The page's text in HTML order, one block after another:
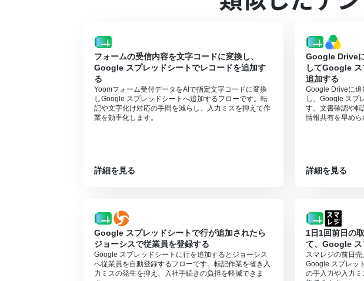
フォームの受信内容を文字コードに変換し、
Google スプレッドシートでレコードを追加す
る
Yoomフォーム受付データをAIで指定文字コードに変換
しGoogle スプレッドシートへ追加するフローです。転
記や文字化け対応の手間を減らし、入力ミスを抑えて作
業を効率化します。
詳細を見る
Google Drive
してGoogle ス
追加する
Google Driveに追
し、Google スプ
す。文書確認や
情報共有を早めら
詳細を見る
Google スプレッドシートで行が追加されたら
ジョーシスで従業員を登録する
Google スプレッドシートに行を追加するとジョーシス
へ従業員を自動登録するフローです。転記作業を省き入
力ミスの発生を抑え、入社手続きの負担を軽減できま
1日1回前日の
て、Google ス
スマレジの前日売
Google スプレッ
の手入力や入力